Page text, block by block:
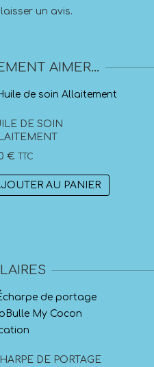
un avis.
AIMER…
DE SOIN
€ TTC
AU PANIER
DE PORTAGE